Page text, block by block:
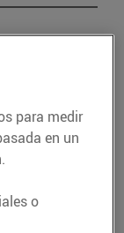
para medir
en un
o